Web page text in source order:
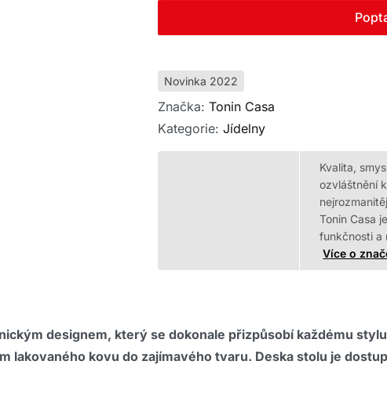
Novinka 2022
Značka: Tonin Casa
Kategorie: Jídelny
Kvalita,
ozvláštnění
Tonin Casa
funkčnosti a
Více o
designem, který se dokonale přizpůsobí každému
lakovaného kovu do zajímavého tvaru. Deska stolu je